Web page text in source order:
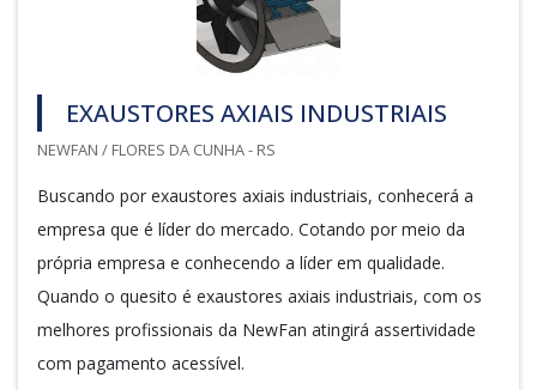
EXAUSTORES AXIAIS INDUSTRIAIS
NEWFAN / FLORES DA CUNHA - RS
Buscando por exaustores axiais industriais, conhecerá a
empresa que é líder do mercado. Cotando por meio da
própria empresa e conhecendo a líder em qualidade.
Quando o quesito é exaustores axiais industriais, com os
melhores profissionais da NewFan atingirá assertividade
com pagamento acessível.